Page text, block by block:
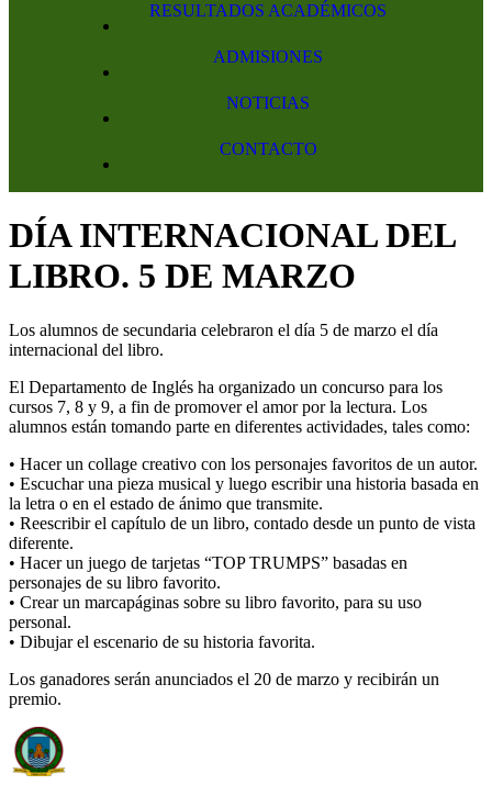
RESULTADOS ACADÉMICOS
ADMISIONES
NOTICIAS
CONTACTO
DÍA INTERNACIONAL DEL
LIBRO. 5 DE MARZO
Los alumnos de secundaria celebraron el día 5 de marzo el día
internacional del libro.
El Departamento de Inglés ha organizado un concurso para los
cursos 7, 8 y 9, a fin de promover el amor por la lectura. Los
alumnos están tomando parte en diferentes actividades, tales como:
• Hacer un collage creativo con los personajes favoritos de un autor.
• Escuchar una pieza musical y luego escribir una historia basada en
la letra o en el estado de ánimo que transmite.
• Reescribir el capítulo de un libro, contado desde un punto de vista
diferente.
• Hacer un juego de tarjetas “TOP TRUMPS” basadas en
personajes de su libro favorito.
• Crear un marcapáginas sobre su libro favorito, para su uso
personal.
• Dibujar el escenario de su historia favorita.
Los ganadores serán anunciados el 20 de marzo y recibirán un
premio.